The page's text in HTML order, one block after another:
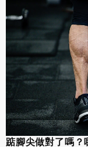
踮腳尖做對了嗎